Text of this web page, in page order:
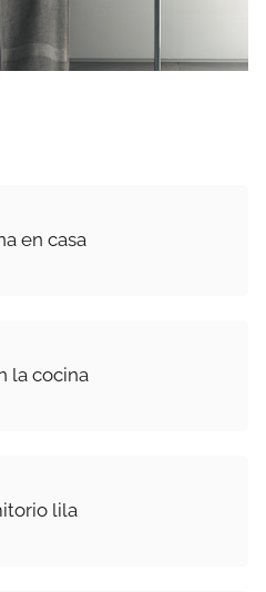
en casa
la cocina
lila